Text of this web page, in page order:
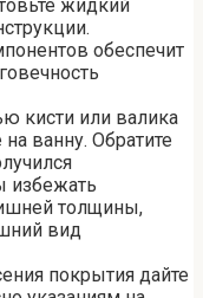
жидкий
обеспечит
кисти или валика
ванну. Обратите
избежать
толщины,
вид
покрытия дайте